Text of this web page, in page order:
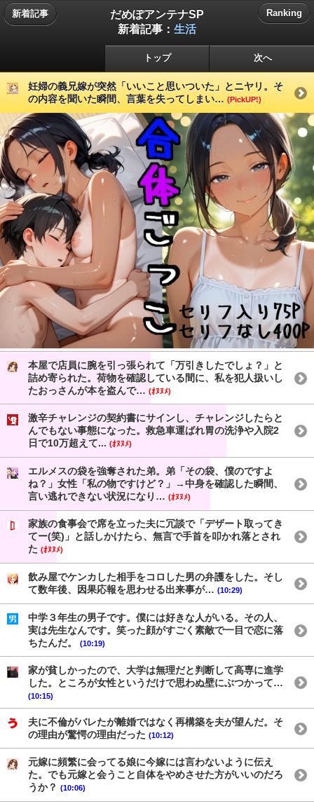
新着記事
だめぽアンテナSP
新着記事： 生活
Ranking
トップ 次へ
妊婦の義兄嫁が突然「いいこと思いついた」とニヤリ。そ
の内容を聞いた瞬間、言葉を失ってしまい… (PickUP!)
本屋で店員に腕を引っ張られて「万引きしたでしょ？」と
詰め寄られた。荷物を確認している間に、私を犯人扱いし
たおっさんが本を盗んで… (ｵﾇﾇﾒ)
激辛チャレンジの契約書にサインし、チャレンジしたらと
んでもない事態になった。救急車運ばれ胃の洗浄や入院2
日で10万超えて... (ｵﾇﾇﾒ)
エルメスの袋を強奪された弟。弟「その袋、僕のですよ
ね？」女性「私の物ですけど？」→中身を確認した瞬間、
言い逃れできない状況になり… (ｵﾇﾇﾒ)
家族の食事会で席を立った夫に冗談で「デザート取ってき
てー(笑)」と話しかけたら、無言で手首を叩かれ落とされ
た (ｵﾇﾇﾒ)
飲み屋でケンカした相手をコロした男の弁護をした。そし
て数年後、因果応報を思わせる出来事が… (10:29)
中学３年生の男子です。僕には好きな人がいる。その人、
実は先生なんです。笑った顔がすごく素敵で一目で恋に落
ちたんだ。
(10:19)
家が貧しかったので、大学は無理だと判断して高専に進学
した。ところが女性というだけで思わぬ壁にぶつかって…
(10:15)
夫に不倫がバレたが離婚ではなく再構築を夫が望んだ。そ
の理由が驚愕の理由だった (10:12)
元嫁に頻繁に会ってる娘に今嫁には言わないように伝え
た。でも元嫁と会うこと自体をやめさせた方がいいのだろ
うか？ (10:06)